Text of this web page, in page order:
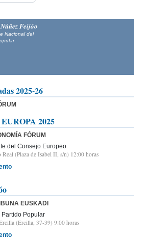
Feijóo
Nacional del
2025-26
2025
FÓRUM
del Consejo Europeo
(Plaza de Isabel II, s/n) 12:00 horas
EUSKADI
Popular
(Ercilla, 37-39) 9:00 horas